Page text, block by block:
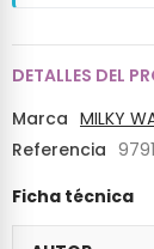
DETALLES DEL
Marca MILKY
Referencia
Ficha técnica